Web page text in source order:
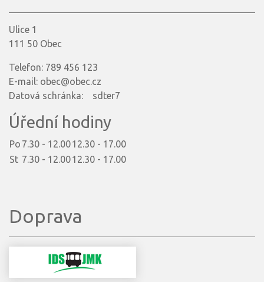
Ulice 1
111 50 Obec
Telefon: 789 456 123
E-mail: obec@obec.cz
Datová schránka: sdter7
Úřední hodiny
Po 7.30 - 12.0012.30 - 17.00
St 7.30 - 12.0012.30 - 17.00
Doprava